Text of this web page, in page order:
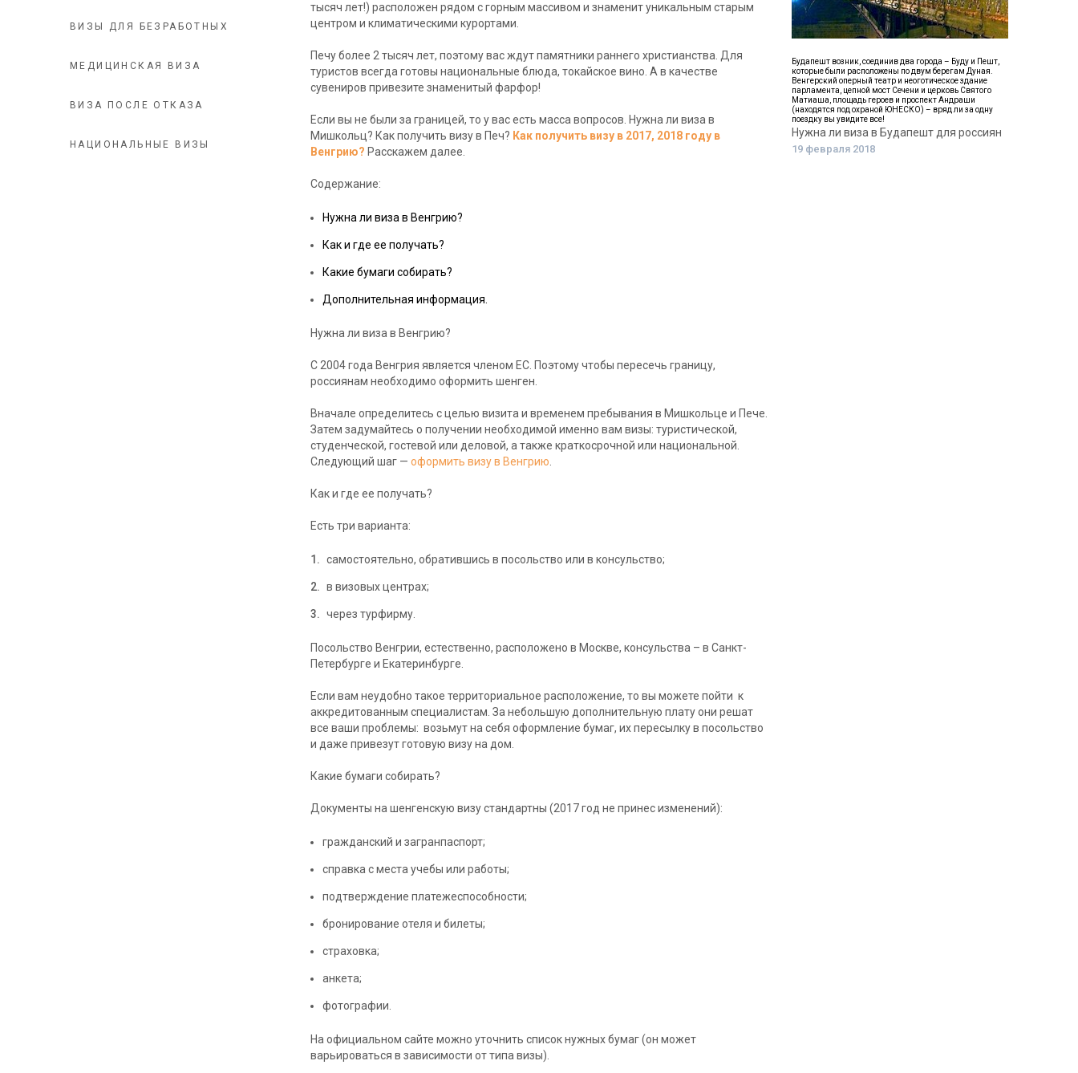
тысяч лет!) расположен рядом с горным массивом и знаменит уникальным старым
центром и климатическими курортами.
Печу более 2 тысяч лет, поэтому вас ждут памятники раннего христианства. Для
туристов всегда готовы национальные блюда, токайское вино. А в качестве
сувениров привезите знаменитый фарфор!
Если вы не были за границей, то у вас есть масса вопросов. Нужна ли виза в
Мишкольц? Как получить визу в Печ? Как получить визу в 2017, 2018 году в
Венгрию? Расскажем далее.
Содержание:
Нужна ли виза в Венгрию?
Как и где ее получать?
Какие бумаги собирать?
Дополнительная информация.
Нужна ли виза в Венгрию?
С 2004 года Венгрия является членом ЕС. Поэтому чтобы пересечь границу,
россиянам необходимо оформить шенген.
Вначале определитесь с целью визита и временем пребывания в Мишкольце и Пече.
Затем задумайтесь о получении необходимой именно вам визы: туристической,
студенческой, гостевой или деловой, а также краткосрочной или национальной.
Следующий шаг — оформить визу в Венгрию
Как и где ее получать?
Есть три варианта:
самостоятельно, обратившись в посольство или в консульство;
в визовых центрах;
через турфирму.
Посольство Венгрии, естественно, расположено в Москве, консульства – в Санкт-
Петербурге и Екатеринбурге.
Если вам неудобно такое территориальное расположение, то вы можете пойти к
аккредитованным специалистам. За небольшую дополнительную плату они решат
все ваши проблемы: возьмут на себя оформление бумаг, их пересылку в посольство
и даже привезут готовую визу на дом.
Какие бумаги собирать?
Документы на шенгенскую визу стандартны (2017 год не принес изменений):
гражданский и загранпаспорт;
справка с места учебы или работы;
подтверждение платежеспособности;
бронирование отеля и билеты;
страховка;
анкета;
фотографии.
На официальном сайте можно уточнить список нужных бумаг (он может
варьироваться в зависимости от типа визы).
ВИЗЫ ДЛЯ БЕЗРАБОТНЫХ
МЕДИЦИНСКАЯ ВИЗА
ВИЗА ПОСЛЕ ОТКАЗА
НАЦИОНАЛЬНЫЕ ВИЗЫ
Будапешт возник, соединив два города – Буду и Пешт,
которые были расположены по двум берегам Дуная.
Венгерский оперный театр и неоготическое здание
парламента, цепной мост Сечени и церковь Святого
Матиаша, площадь героев и проспект Андраши
(находятся под охраной ЮНЕСКО) – вряд ли за одну
поездку вы увидите все!
Нужна ли виза в Будапешт для россиян
19 февраля 2018